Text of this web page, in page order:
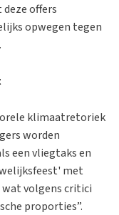
offers
opwegen tegen
klimaatretoriek
worden
een vliegtaks en
met
wat volgens critici
proporties”.